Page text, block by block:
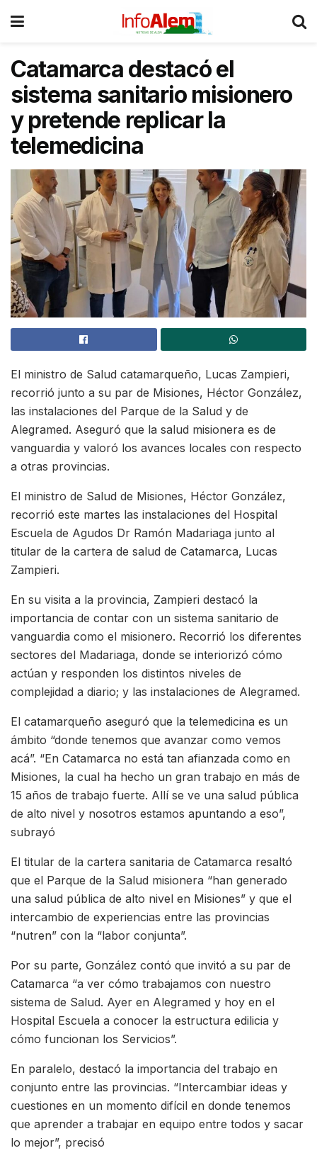
Catamarca destacó el
sistema sanitario misionero
y pretende replicar la
telemedicina
El ministro de Salud catamarqueño, Lucas Zampieri,
recorrió junto a su par de Misiones, Héctor González,
las instalaciones del Parque de la Salud y de
Alegramed. Aseguró que la salud misionera es de
vanguardia y valoró los avances locales con respecto
a otras provincias.
El ministro de Salud de Misiones, Héctor González,
recorrió este martes las instalaciones del Hospital
Escuela de Agudos Dr Ramón Madariaga junto al
titular de la cartera de salud de Catamarca, Lucas
Zampieri.
En su visita a la provincia, Zampieri destacó la
importancia de contar con un sistema sanitario de
vanguardia como el misionero. Recorrió los diferentes
sectores del Madariaga, donde se interiorizó cómo
actúan y responden los distintos niveles de
complejidad a diario; y las instalaciones de Alegramed.
El catamarqueño aseguró que la telemedicina es un
ámbito “donde tenemos que avanzar como vemos
acá”. “En Catamarca no está tan afianzada como en
Misiones, la cual ha hecho un gran trabajo en más de
15 años de trabajo fuerte. Allí se ve una salud pública
de alto nivel y nosotros estamos apuntando a eso”,
subrayó
El titular de la cartera sanitaria de Catamarca resaltó
que el Parque de la Salud misionera “han generado
una salud pública de alto nivel en Misiones” y que el
intercambio de experiencias entre las provincias
“nutren” con la “labor conjunta”.
Por su parte, González contó que invitó a su par de
Catamarca “a ver cómo trabajamos con nuestro
sistema de Salud. Ayer en Alegramed y hoy en el
Hospital Escuela a conocer la estructura edilicia y
cómo funcionan los Servicios”.
En paralelo, destacó la importancia del trabajo en
conjunto entre las provincias. “Intercambiar ideas y
cuestiones en un momento difícil en donde tenemos
que aprender a trabajar en equipo entre todos y sacar
lo mejor”, precisó